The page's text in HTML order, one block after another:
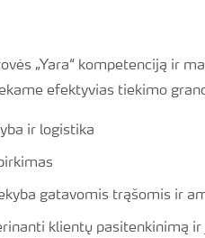
„Yara“ kompetenciją ir
efektyvias tiekimo
ir logistika
gatavomis trąšomis ir
klientų pasitenkinimą